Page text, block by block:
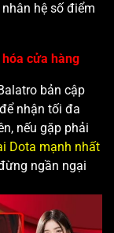
hệ số điểm
cửa hàng
bản cập
nhận tối đa
nếu gặp phải
Dota mạnh nhất
ngần ngại